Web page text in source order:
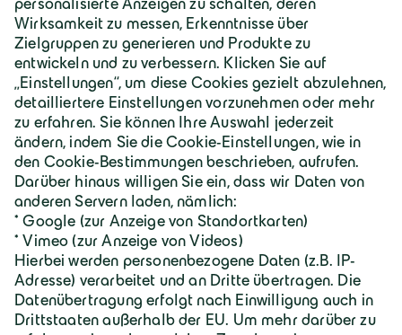
Über Geiger
Karriere
Geiger Gruppe